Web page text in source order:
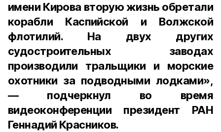
имени Кирова вторую жизнь обретали
корабли Каспийской и Волжской
флотилий. На двух других
судостроительных заводах
производили тральщики и морские
охотники за подводными лодками»,
— подчеркнул во время
видеоконференции президент РАН
Геннадий Красников.